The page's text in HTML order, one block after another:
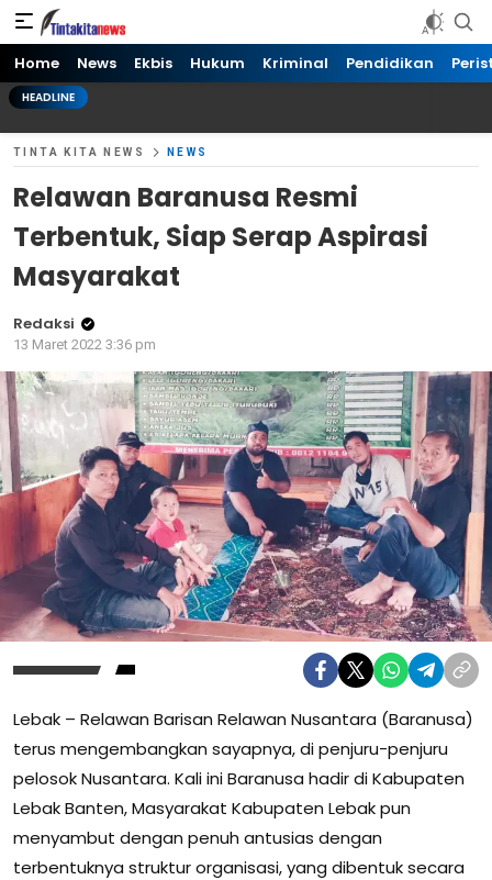
Tinta kita News
Informasi Terkini
Home News Ekbis Hukum Kriminal Pendidikan
HEADLINE
TINTA KITA NEWS NEWS
Relawan Baranusa Resmi
Terbentuk, Siap Serap Aspirasi
Masyarakat
Redaksi
13 Maret 2022 3:36 pm
Lebak – Relawan Barisan Relawan Nusantara (Baranusa)
terus mengembangkan sayapnya, di penjuru-penjuru
pelosok Nusantara. Kali ini Baranusa hadir di Kabupaten
Lebak Banten, Masyarakat Kabupaten Lebak pun
menyambut dengan penuh antusias dengan
terbentuknya struktur organisasi, yang dibentuk secara